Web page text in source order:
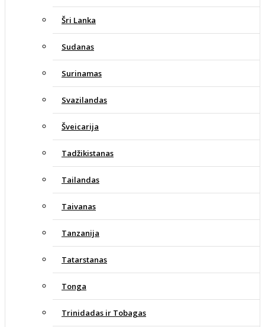
Šri Lanka
Sudanas
Surinamas
Svazilandas
Šveicarija
Tadžikistanas
Tailandas
Taivanas
Tanzanija
Tatarstanas
Tonga
Trinidadas ir Tobagas